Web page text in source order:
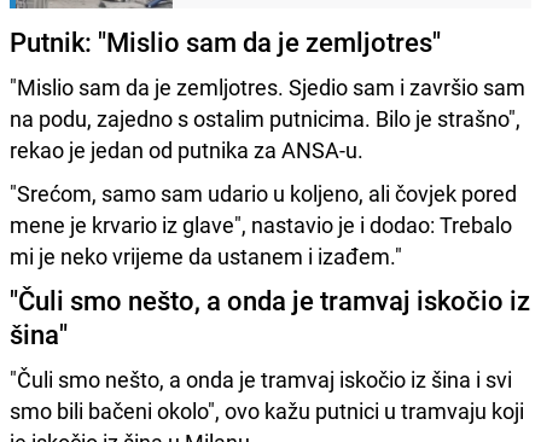
Putnik: "Mislio sam da je zemljotres"
"Mislio sam da je zemljotres. Sjedio sam i završio sam
na podu, zajedno s ostalim putnicima. Bilo je strašno",
rekao je jedan od putnika za ANSA-u.
"Srećom, samo sam udario u koljeno, ali čovjek pored
mene je krvario iz glave", nastavio je i dodao: Trebalo
mi je neko vrijeme da ustanem i izađem."
"Čuli smo nešto, a onda je tramvaj iskočio iz
šina"
"Čuli smo nešto, a onda je tramvaj iskočio iz šina i svi
smo bili bačeni okolo", ovo kažu putnici u tramvaju koji